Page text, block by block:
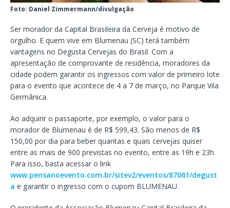
Foto: Daniel Zimmermann/divulgação
Ser morador da Capital Brasileira da Cerveja é motivo de
orgulho. E quem vive em Blumenau (SC) terá também
vantagens no Degusta Cervejas do Brasil. Com a
apresentação de comprovante de residência, moradores da
cidade podem garantir os ingressos com valor de primeiro lote
para o evento que acontece de 4 a 7 de março, no Parque Vila
Germânica.
Ao adquirir o passaporte, por exemplo, o valor para o
morador de Blumenau é de R$ 599,43. São menos de R$
150,00 por dia para beber quantas e quais cervejas quiser
entre as mais de 900 previstas no evento, entre as 19h e 23h.
Para isso, basta acessar o link
www.pensanoevento.com.br/sitev2/eventos/87061/degust
a e garantir o ingresso com o cupom BLUMENAU.